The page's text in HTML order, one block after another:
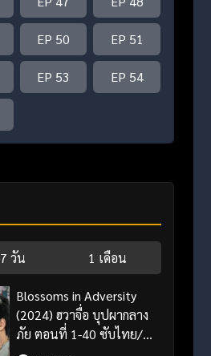
EP 50 EP 51
EP 53 EP 54
7 วัน 1 เดือน
Blossoms in Adversity
(2024) ฮวาจื่อ บุปผากลาง
ภัย ตอนที่ 1-40 ซับไทย/